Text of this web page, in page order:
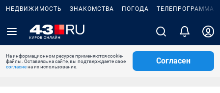
НЕДВИЖИМОСТЬ ЗНАКОМСТВА ПОГОДА ТЕЛЕПРОГРАММА
На информационном ресурсе применяются cookie-
файлы. Оставаясь на сайте, вы подтверждаете свое
согласиена их использование.
Согласен